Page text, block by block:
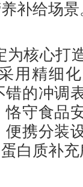
补给场景
为核心打
用精细
的冲调
守食品
携分装
白质补